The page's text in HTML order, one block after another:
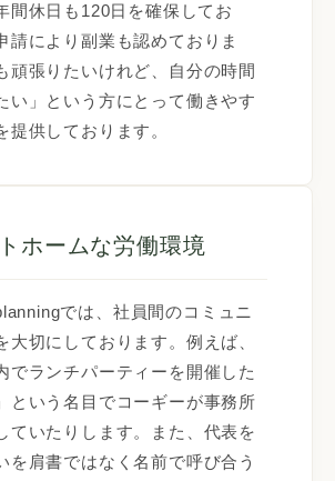
間休日も120日を確保してお
請により副業も認めておりま
頑張りたいけれど、自分の時間
い」という方にとって働きやす
提供しております。
ホームな労働環境
では、社員間のコミュニ
大切にしております。例えば、
でランチパーティーを開催した
という名目でコーギーが事務所
ていたりします。また、代表を
を肩書ではなく名前で呼び合う